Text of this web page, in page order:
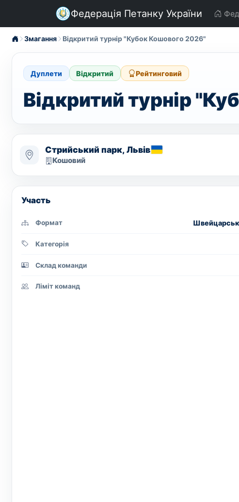
Федерація Петанку України
Змагання Відкритий турнір "Кубок Кошового 2026"
Дуплети Відкритий Рейтинговий
Відкритий турнір
Стрийський парк, Львів
Кошовий
Участь
Формат
Категорія
Склад команди
Ліміт команд